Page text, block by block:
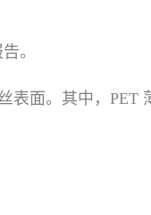
。
表面。其中，PET